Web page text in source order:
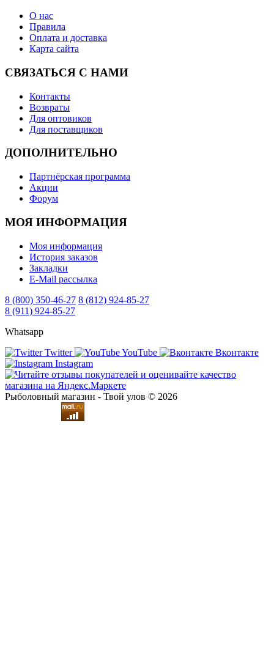
О нас
Правила
Оплата и доставка
Карта сайта
СВЯЗАТЬСЯ С НАМИ
Контакты
Возвраты
Для оптовиков
Для поставщиков
ДОПОЛНИТЕЛЬНО
Партнёрская программа
Акции
Форум
МОЯ ИНФОРМАЦИЯ
Моя информация
История заказов
Закладки
E-Mail рассылка
8 (800) 350-46-27 8 (812) 924-85-27
8 (911) 924-85-27
Whatsapp
Twitter
YouTube
Вконтакте
Instagram
Рыболовный магазин - Твой улов © 2026